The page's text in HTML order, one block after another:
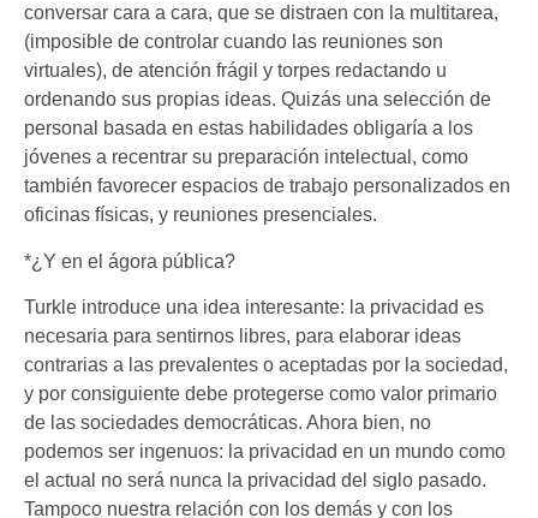
conversar cara a cara, que se distraen con la multitarea,
(imposible de controlar cuando las reuniones son
virtuales), de atención frágil y torpes redactando u
ordenando sus propias ideas. Quizás una selección de
personal basada en estas habilidades obligaría a los
jóvenes a recentrar su preparación intelectual, como
también favorecer espacios de trabajo personalizados en
oficinas físicas, y reuniones presenciales.
*¿Y en el ágora pública?
Turkle introduce una idea interesante: la privacidad es
necesaria para sentirnos libres, para elaborar ideas
contrarias a las prevalentes o aceptadas por la sociedad,
y por consiguiente debe protegerse como valor primario
de las sociedades democráticas. Ahora bien, no
podemos ser ingenuos: la privacidad en un mundo como
el actual no será nunca la privacidad del siglo pasado.
Tampoco nuestra relación con los demás y con los